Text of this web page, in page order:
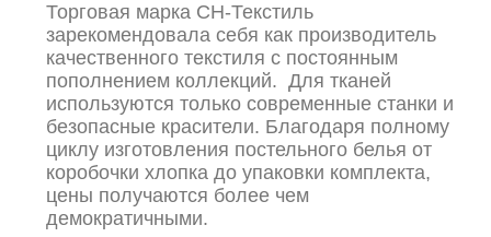
Торговая марка СН-Текстиль
зарекомендовала себя как производитель
качественного текстиля с постоянным
пополнением коллекций. Для тканей
используются только современные станки и
безопасные красители. Благодаря полному
циклу изготовления постельного белья от
коробочки хлопка до упаковки комплекта,
цены получаются более чем
демократичными.